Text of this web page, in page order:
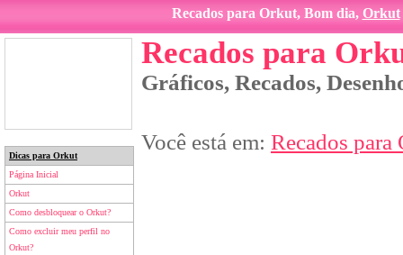
Recados para Orkut, Bom dia, Orkut
Dicas para Orkut
Página Inicial
Orkut
Como desbloquear o Orkut?
Como excluir meu perfil no
Orkut?
Recados para
Gráficos, Recados,
Você está em: Recados para